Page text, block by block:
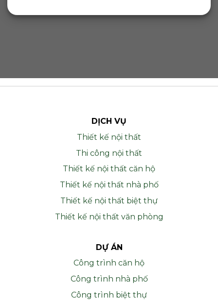
DỊCH VỤ
Thiết kế nội thất
Thi công nội thất
Thiết kế nội thất căn hộ
Thiết kế nội thất nhà phố
Thiết kế nội thất biệt thự
Thiết kế nội thất văn phòng
DỰ ÁN
Công trình căn hộ
Công trình nhà phố
Công trình biệt thự